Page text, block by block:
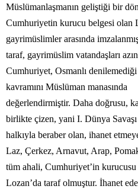
Müslümanlaşmanın geliştiği bir
Cumhuriyetin kurucu belgesi olan
gayrimüslimler arasında
taraf, gayrimüslim vatandaşları
Cumhuriyet, Osmanlı
kavramını Müslüman manasında
değerlendirmiştir. Daha doğrusu,
birlikte çizen, yani I. Dünya
halkıyla beraber olan, ihanet
Laz, Çerkez, Arnavut, Arap,
tüm ahali, Cumhuriyet’in
Lozan’da taraf olmuştur. İhanet